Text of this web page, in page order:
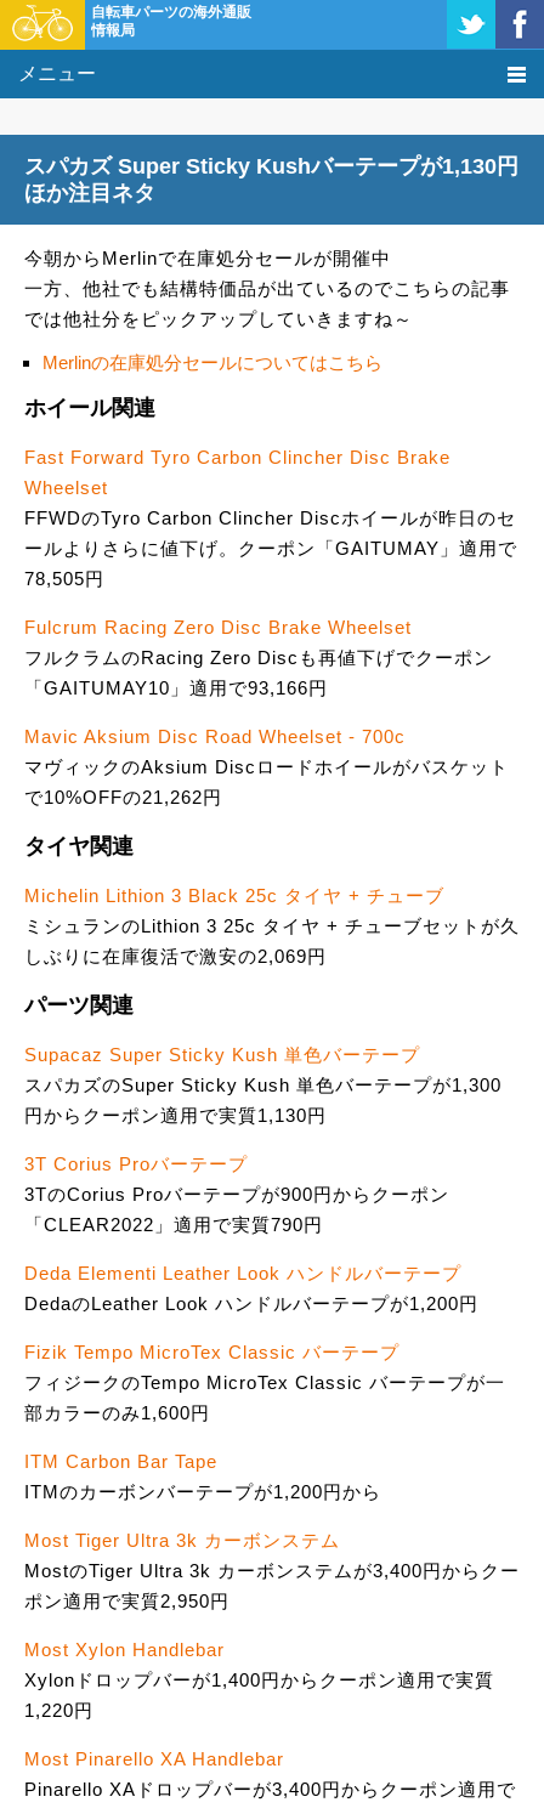
自転車パーツの海外通販
情報局
メニュー
タレコミ掲示板
購入方法
クーポン＆セール
スパカズ Super Sticky Kushバーテープが1,130円
ほか注目ネタ
今朝からMerlinで在庫処分セールが開催中
一方、他社でも結構特価品が出ているのでこちらの記事
では他社分をピックアップしていきますね～
Merlinの在庫処分セールについてはこちら
ホイール関連
Fast Forward Tyro Carbon Clincher Disc Brake
Wheelset
FFWDのTyro Carbon Clincher Discホイールが昨日のセ
ールよりさらに値下げ。クーポン「GAITUMAY」適用で
78,505円
Fulcrum Racing Zero Disc Brake Wheelset
フルクラムのRacing Zero Discも再値下げでクーポン
「GAITUMAY10」適用で93,166円
Mavic Aksium Disc Road Wheelset - 700c
マヴィックのAksium Discロードホイールがバスケット
で10%OFFの21,262円
タイヤ関連
Michelin Lithion 3 Black 25c タイヤ + チューブ
ミシュランのLithion 3 25c タイヤ + チューブセットが久
しぶりに在庫復活で激安の2,069円
パーツ関連
Supacaz Super Sticky Kush 単色バーテープ
スパカズのSuper Sticky Kush 単色バーテープが1,300
円からクーポン適用で実質1,130円
3T Corius Proバーテープ
3TのCorius Proバーテープが900円からクーポン
「CLEAR2022」適用で実質790円
Deda Elementi Leather Look ハンドルバーテープ
DedaのLeather Look ハンドルバーテープが1,200円
Fizik Tempo MicroTex Classic バーテープ
フィジークのTempo MicroTex Classic バーテープが一
部カラーのみ1,600円
ITM Carbon Bar Tape
ITMのカーボンバーテープが1,200円から
Most Tiger Ultra 3k カーボンステム
MostのTiger Ultra 3k カーボンステムが3,400円からクー
ポン適用で実質2,950円
Most Xylon Handlebar
Xylonドロップバーが1,400円からクーポン適用で実質
1,220円
Most Pinarello XA Handlebar
Pinarello XAドロップバーが3,400円からクーポン適用で